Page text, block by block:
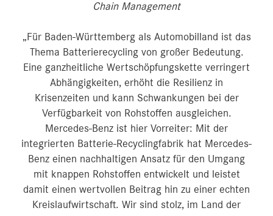
Chain Management
„Für Baden-Württemberg als Automobilland ist das
Thema Batterierecycling von großer Bedeutung.
Eine ganzheitliche Wertschöpfungskette verringert
Abhängigkeiten, erhöht die Resilienz in
Krisenzeiten und kann Schwankungen bei der
Verfügbarkeit von Rohstoffen ausgleichen.
Mercedes-Benz ist hier Vorreiter: Mit der
integrierten Batterie-Recyclingfabrik hat Mercedes-
Benz einen nachhaltigen Ansatz für den Umgang
mit knappen Rohstoffen entwickelt und leistet
damit einen wertvollen Beitrag hin zu einer echten
Kreislaufwirtschaft. Wir sind stolz, im Land der